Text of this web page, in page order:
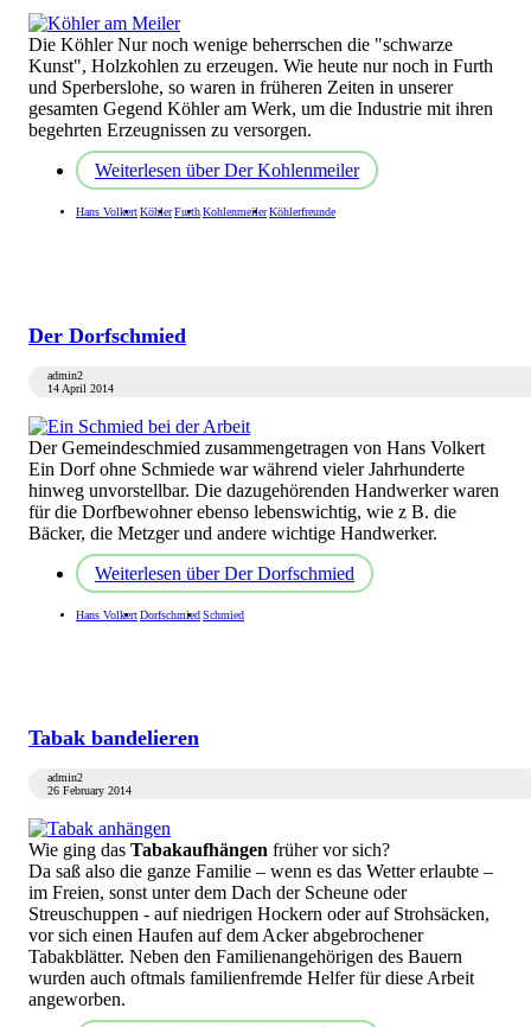
Die Köhler Nur noch wenige beherrschen die "schwarze
Kunst", Holzkohlen zu erzeugen. Wie heute nur noch in Furth
und Sperberslohe, so waren in früheren Zeiten in unserer
gesamten Gegend Köhler am Werk, um die Industrie mit ihren
begehrten Erzeugnissen zu versorgen.
Weiterlesen über Der Kohlenmeiler
Hans VolkertKöhlerFurthKohlenmeilerKöhlerfreunde
Der Dorfschmied
admin2
14 April 2014
Der Gemeindeschmied zusammengetragen von Hans Volkert
Ein Dorf ohne Schmiede war während vieler Jahrhunderte
hinweg unvorstellbar. Die dazugehörenden Handwerker waren
für die Dorfbewohner ebenso lebenswichtig, wie z B. die
Bäcker, die Metzger und andere wichtige Handwerker.
Weiterlesen über Der Dorfschmied
Hans VolkertDorfschmiedSchmied
Tabak bandelieren
admin2
26 February 2014
Wie ging das Tabakaufhängen früher vor sich?
Da saß also die ganze Familie – wenn es das Wetter erlaubte –
im Freien, sonst unter dem Dach der Scheune oder
Streuschuppen - auf niedrigen Hockern oder auf Strohsäcken,
vor sich einen Haufen auf dem Acker abgebrochener
Tabakblätter. Neben den Familienangehörigen des Bauern
wurden auch oftmals familienfremde Helfer für diese Arbeit
angeworben.